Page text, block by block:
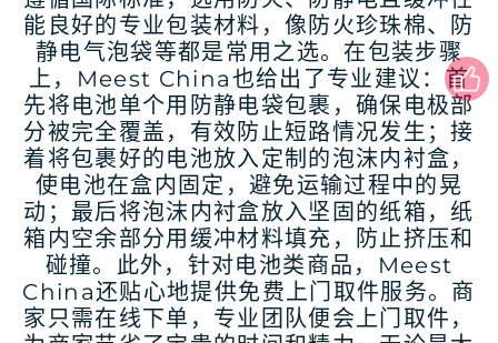
能良好的专业包装材料，像防火珍珠棉、防
静电气泡袋等都是常用之选。在包装步骤
上，Meest China也给出了专业建议：首
先将电池单个用防静电袋包裹，确保电极部
分被完全覆盖，有效防止短路情况发生；接
着将包裹好的电池放入定制的泡沫内衬盒，
使电池在盒内固定，避免运输过程中的晃
动；最后将泡沫内衬盒放入坚固的纸箱，纸
箱内空余部分用缓冲材料填充，防止挤压和
碰撞。此外，针对电池类商品，Meest
China还贴心地提供免费上门取件服务。商
家只需在线下单，专业团队便会上门取件，